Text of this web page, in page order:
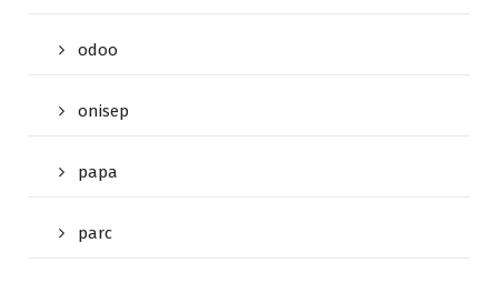
odoo
onisep
papa
parc